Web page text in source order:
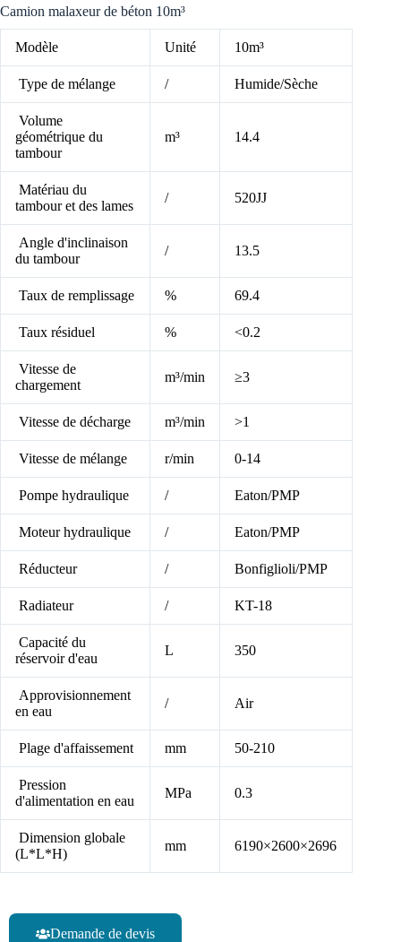
Camion malaxeur de béton 10m³
Modèle Unité 10m³
Type de mélange / Humide/Sèche
Volume
géométrique du
tambour
m³ 14.4
Matériau du
tambour et des lames
/ 520JJ
Angle d'inclinaison
du tambour
/ 13.5
Taux de remplissage % 69.4
Taux résiduel % <0.2
Vitesse de
chargement
m³/min ≥3
Vitesse de décharge m³/min >1
Vitesse de mélange r/min 0-14
Pompe hydraulique / Eaton/PMP
Moteur hydraulique / Eaton/PMP
Réducteur / Bonfiglioli/PMP
Radiateur / KT-18
Capacité du
réservoir d'eau
L 350
Approvisionnement
en eau
/ Air
Plage d'affaissement mm 50-210
Pression
d'alimentation en eau
MPa 0.3
Dimension globale
(L*L*H)
mm 6190×2600×2696
Demande de devis